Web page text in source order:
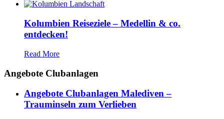
Kolumbien Reiseziele – Medellin & co.
entdecken!
Read More
Angebote Clubanlagen
Angebote Clubanlagen Malediven –
Trauminseln zum Verlieben